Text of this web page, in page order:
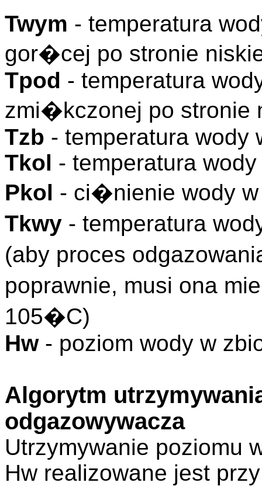
Twym - temperatura
gor�cej po stronie
Tpod - temperatura
zmi�kczonej po stronie
Tzb - temperatura wody
Tkol - temperatura
Pkol - ci�nienie wody
Tkwy - temperatura
(aby proces
poprawnie, musi ona
105�C)
Hw- poziom wody w
Algorytm
odgazowywacza
Utrzymywanie poziomu
Hw realizowane jest